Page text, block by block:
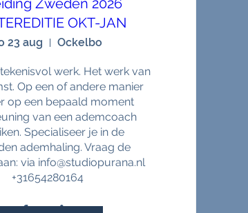
Zweden 2026
OKT-JAN
23 aug Ockelbo
werk. Het werk van
Op een of andere manier
op een bepaald moment
van een ademcoach
Specialiseer je in de
ademhaling. Vraag de
via info@studiopurana.nl
+31654280164